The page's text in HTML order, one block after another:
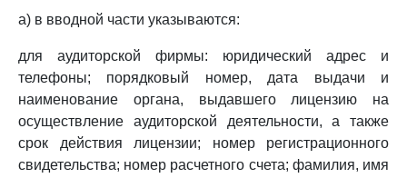
а) в вводной части указываются:
для аудиторской фирмы: юридический адрес и
телефоны; порядковый номер, дата выдачи и
наименование органа, выдавшего лицензию на
осуществление аудиторской деятельности, а также
срок действия лицензии; номер регистрационного
свидетельства; номер расчетного счета; фамилия, имя